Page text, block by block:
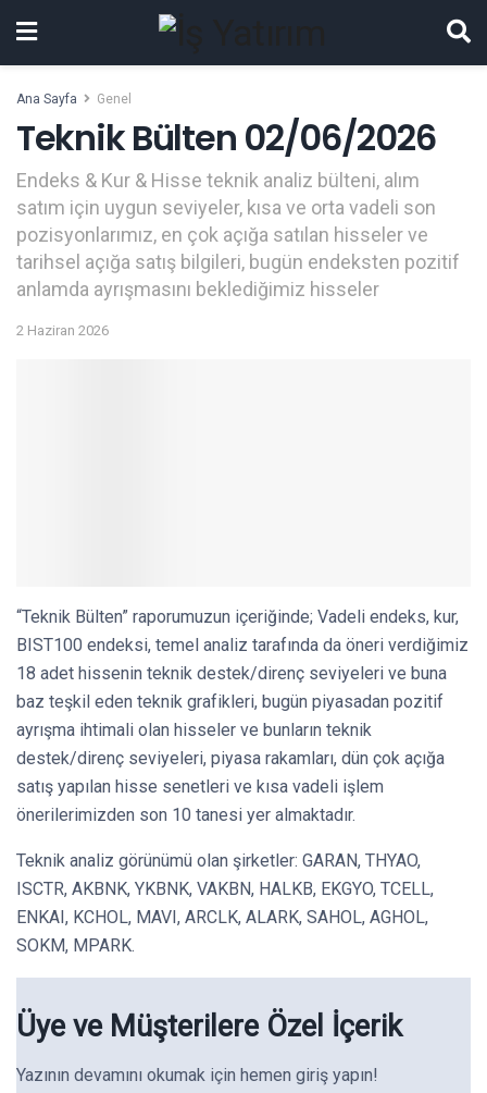
Ana Sayfa Genel
Teknik Bülten 02/06/2026
Endeks & Kur & Hisse teknik analiz bülteni, alım
satım için uygun seviyeler, kısa ve orta vadeli son
pozisyonlarımız, en çok açığa satılan hisseler ve
tarihsel açığa satış bilgileri, bugün endeksten pozitif
anlamda ayrışmasını beklediğimiz hisseler
2 Haziran 2026
“Teknik Bülten” raporumuzun içeriğinde; Vadeli endeks, kur,
BIST100 endeksi, temel analiz tarafında da öneri verdiğimiz
18 adet hissenin teknik destek/direnç seviyeleri ve buna
baz teşkil eden teknik grafikleri, bugün piyasadan pozitif
ayrışma ihtimali olan hisseler ve bunların teknik
destek/direnç seviyeleri, piyasa rakamları, dün çok açığa
satış yapılan hisse senetleri ve kısa vadeli işlem
önerilerimizden son 10 tanesi yer almaktadır.
Teknik analiz görünümü olan şirketler: GARAN, THYAO,
ISCTR, AKBNK, YKBNK, VAKBN, HALKB, EKGYO, TCELL,
ENKAI, KCHOL, MAVI, ARCLK, ALARK, SAHOL, AGHOL,
SOKM, MPARK.
Üye ve Müşterilere Özel İçerik
Yazının devamını okumak için hemen giriş yapın!